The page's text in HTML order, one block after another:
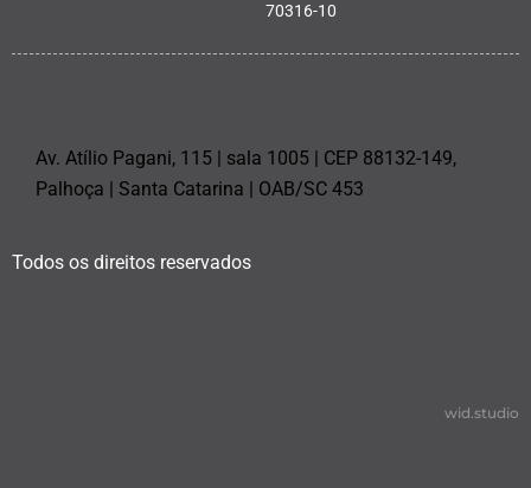
70316-10
Av. Atílio Pagani, 115 | sala 1005 | CEP 88132-149,
Palhoça | Santa Catarina | OAB/SC 453
Todos os direitos reservados
wid.studio